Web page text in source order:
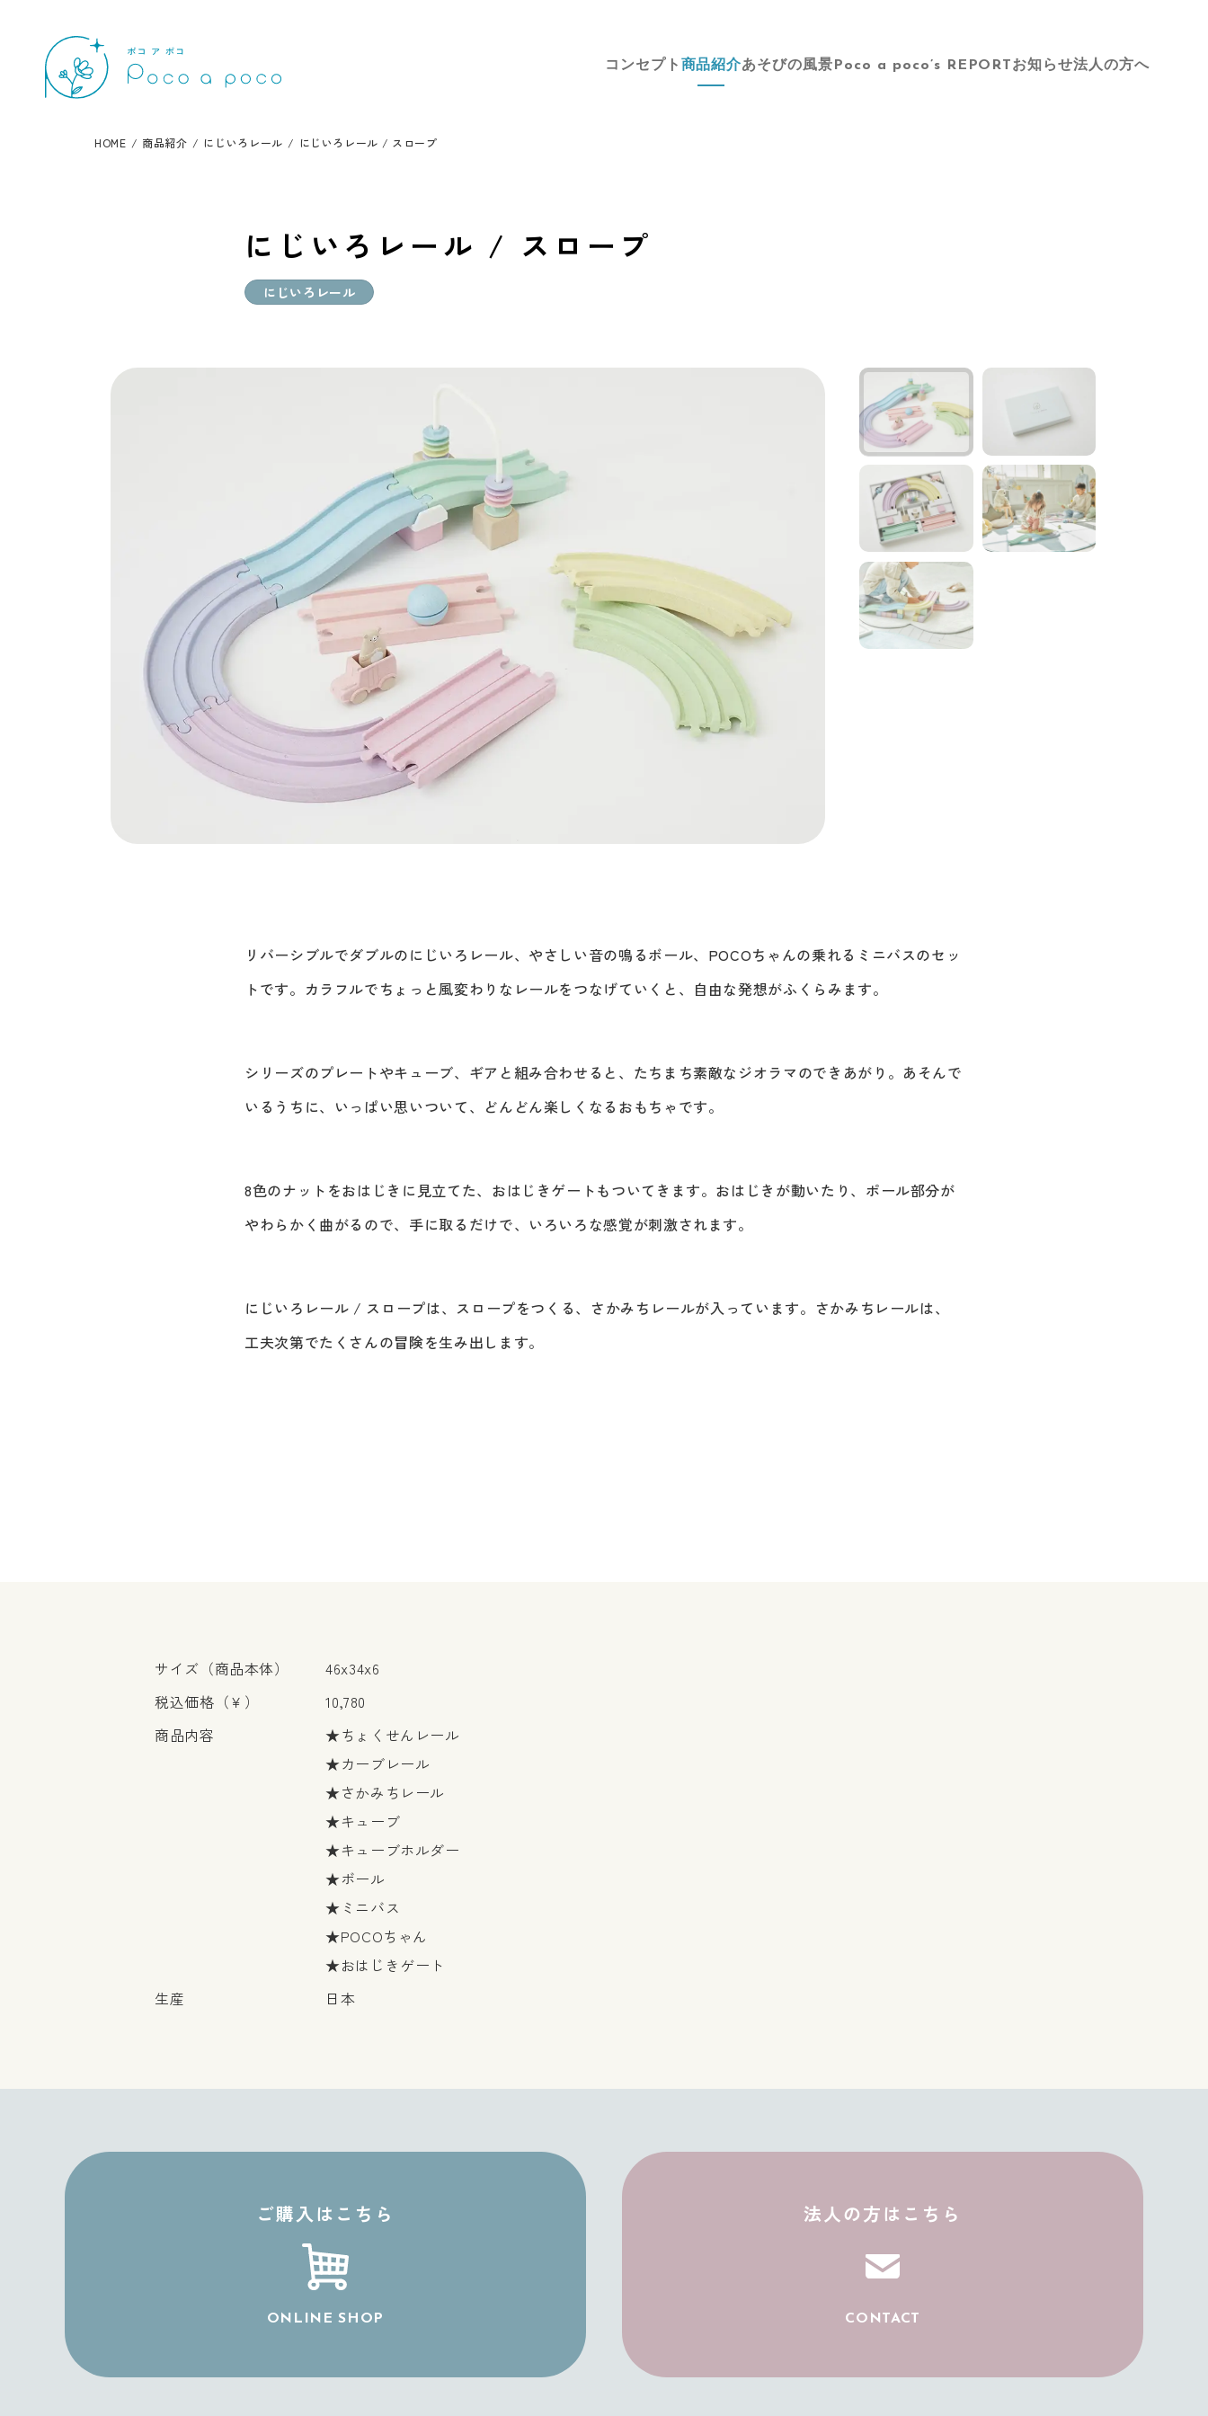
コンセプト 商品紹介あそびの風景 Poco a poco’s REPORTお知らせ法人の方へ
HOME / 商品紹介 / にじいろレール / にじいろレール / スロープ
にじいろレール / スロープ
にじいろレール
リバーシブルでダブルのにじいろレール、やさしい音の鳴るボール、POCOちゃんの乗れるミニバスのセッ
トです。カラフルでちょっと風変わりなレールをつなげていくと、自由な発想がふくらみます。
シリーズのプレートやキューブ、ギアと組み合わせると、たちまち素敵なジオラマのできあがり。あそんで
いるうちに、いっぱい思いついて、どんどん楽しくなるおもちゃです。
8色のナットをおはじきに見立てた、おはじきゲートもついてきます。おはじきが動いたり、ポール部分が
やわらかく曲がるので、手に取るだけで、いろいろな感覚が刺激されます。
にじいろレール / スロープは、スロープをつくる、さかみちレールが入っています。さかみちレールは、
工夫次第でたくさんの冒険を生み出します。
サイズ（商品本体）
46x34x6
税込価格（￥）
10,780
商品内容
★ちょくせんレール
★カーブレール
★さかみちレール
★キューブ
★キューブホルダー
★ボール
★ミニバス
★POCOちゃん
★おはじきゲート
生産
日本
ご購入はこちら
ONLINE SHOP
法人の方はこちら
CONTACT